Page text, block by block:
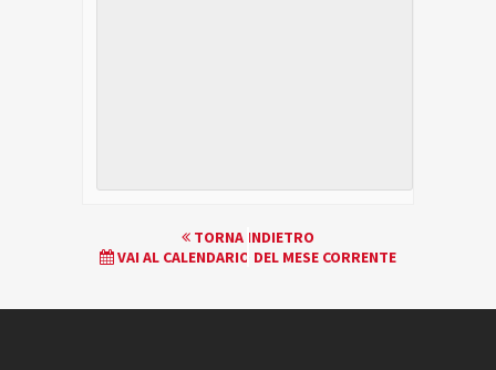
EVENTO
NAVIGATION
TORNA INDIETRO
VAI AL CALENDARIO DEL MESE CORRENTE